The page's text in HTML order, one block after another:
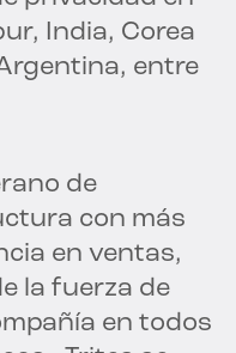
India, Corea
entre
de
con más
en ventas,
la fuerza de
en todos